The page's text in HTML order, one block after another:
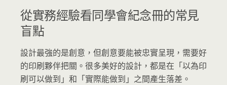
從實務經驗看同學會紀念冊的常見
盲點
設計最強的是創意，但創意要能被忠實呈現，需要好
的印刷夥伴把關。很多美好的設計，都是在「以為印
刷可以做到」和「實際能做到」之間產生落差。